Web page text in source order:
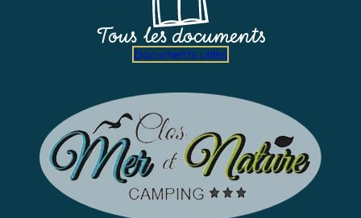
Tous les documents
Documents utiles